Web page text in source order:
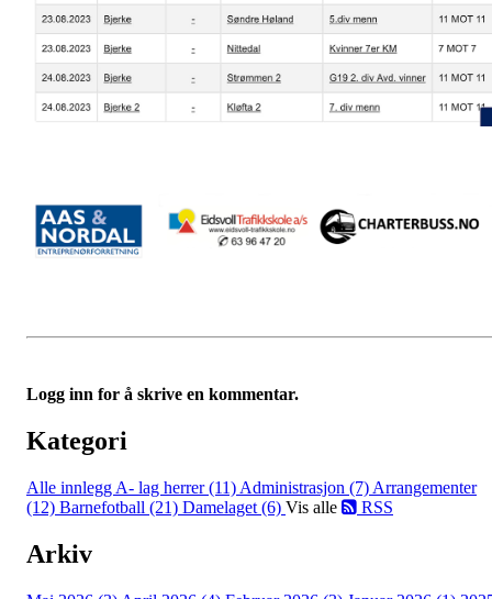
Logg inn for å skrive en kommentar.
Kategori
Alle innlegg A- lag herrer (11) Administrasjon (7) Arrangementer
(12) Barnefotball (21) Damelaget (6) Vis alle RSS
Arkiv